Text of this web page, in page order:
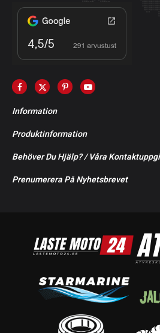
Information
Produktinformation
Behöver Du Hjälp? / Våra
Prenumerera På Nyhetsbrevet